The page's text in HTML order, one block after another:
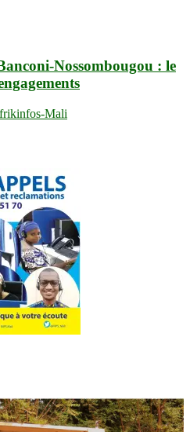
Nossombougou : le
Mali